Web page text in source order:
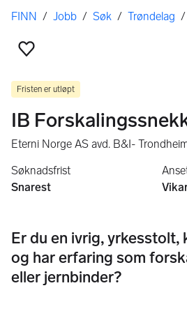
Her er du
FINN / Jobb / Søk / Trøndelag /
Fristen er utløpt
IB
Eterni Norge AS avd. B&I-
Søknadsfrist
Snarest
Er du en ivrig,
og har erfaring som
eller jernbinder?